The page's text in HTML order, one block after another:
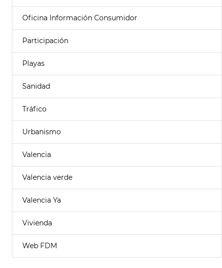
Oficina Información Consumidor
Participación
Playas
Sanidad
Tráfico
Urbanismo
Valencia
Valencia verde
Valencia Ya
Vivienda
Web FDM